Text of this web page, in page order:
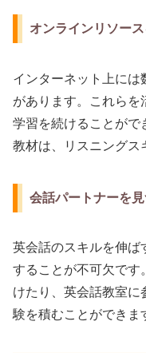
オンラインリソー
インターネット上には
があります。これらを
学習を続けることがで
教材は、リスニングス
会話パートナーを
英会話のスキルを伸ば
することが不可欠です
けたり、英会話教室に
験を積むことができま